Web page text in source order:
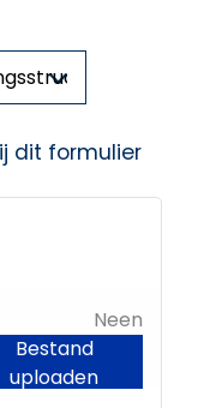
dit formulier
Neen
Bestand
uploaden